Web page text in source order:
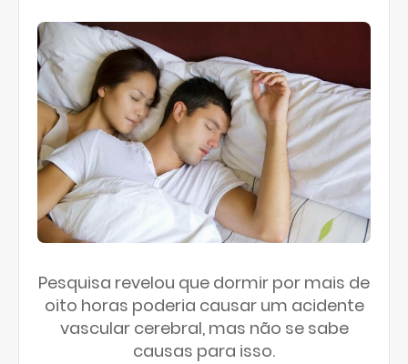
Pesquisa revelou que dormir por mais de
oito horas poderia causar um acidente
vascular cerebral, mas não se sabe
causas para isso.